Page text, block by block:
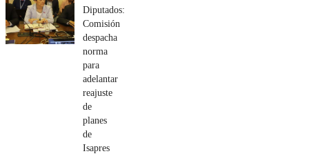
Diputados:
Comisión
despacha
norma
para
adelantar
reajuste
de
planes
de
Isapres